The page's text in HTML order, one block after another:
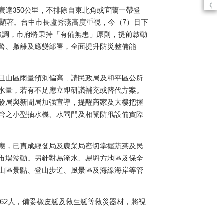
《
達350公里，不排除自東北角或宜蘭一帶登
著。台中市長盧秀燕高度重視，今（7）日下
，市府將秉持「有備無患」原則，提前啟動
、撤離及應變部署，全面提升防災整備能
山區雨量預測偏高，請民政局及和平區公所
，若有不足應立即研議補充或替代方案。
局與新聞局加強宣導，提醒商家及大樓把握
之小型抽水機、水閘門及相關防汛設備實際
，已責成經發局及農業局密切掌握蔬菜及民
場波動。另針對易淹水、易坍方地區及保全
區景點、登山步道、風景區及海線海岸等管
人，備妥橡皮艇及救生艇等救災器材，將視